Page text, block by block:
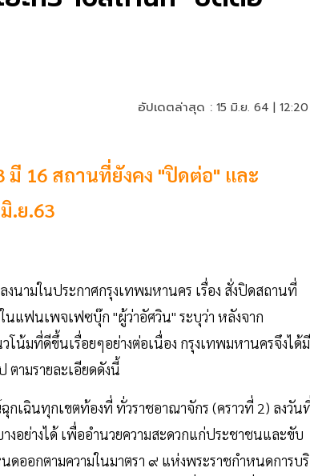
อัปเดตล่าสุด : 15 มิ.ย. 64 |
16 สถานที่ยังคง "ปิดต่อ" และ
.ย.63
นามในประกาศกรุงเทพมหานคร เรื่อง สั่งปิดสถานที่
นแฟนเพจเฟซบุ๊ก "ผู้ว่าอัศวิน" ระบุว่า หลังจาก
น้มที่ดีขึ้นเรื่อยๆอย่างต่อเนื่อง กรุงเทพมหานครจึงได้มี
ตามรายละเอียดดังนี้
กเฉินทุกเขตท้องที่ ทั่วราชอาณาจักร (คราวที่ 2) ลงวัน
อย่างได้ เพื่ออํานวยความสะดวกแก่ประชาชนและขับ
ดออกตามความในมาตรา ๙ แห่งพระราชกําหนดการบริ